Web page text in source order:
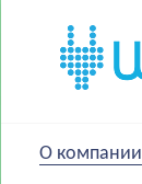
О компании